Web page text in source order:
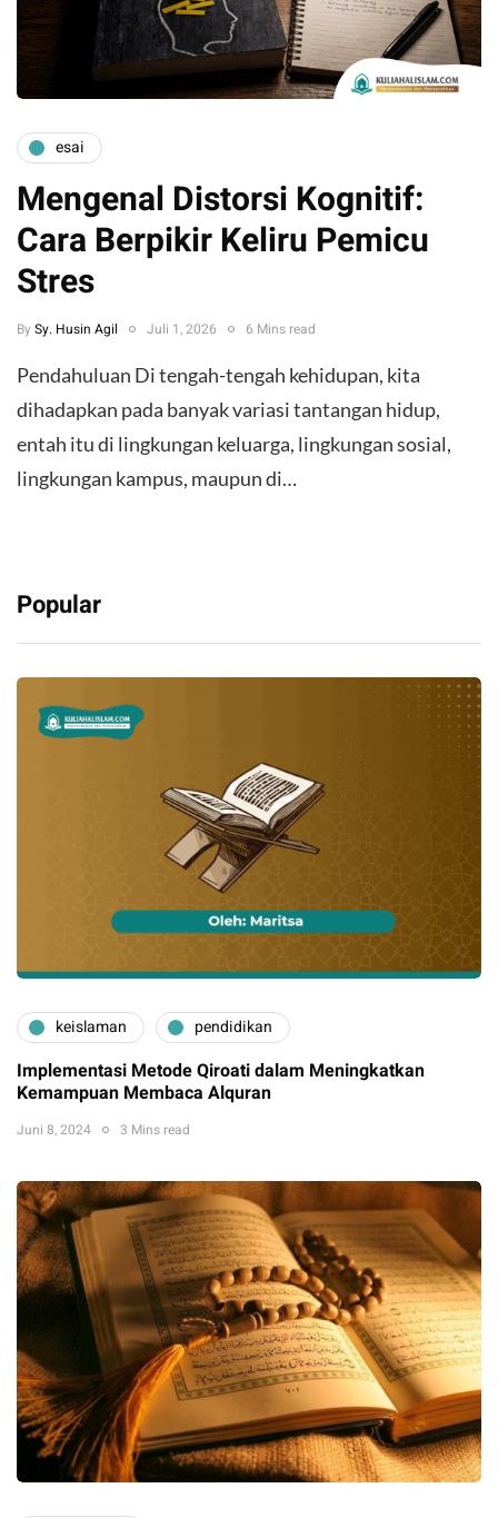
esai
Mengenal Distorsi Kognitif:
Cara Berpikir Keliru Pemicu
Stres
By Sy. Husin Agil Juli 1, 2026 6 Mins read
Pendahuluan ​Di tengah-tengah kehidupan, kita
dihadapkan pada banyak variasi tantangan hidup,
entah itu di lingkungan keluarga, lingkungan sosial,
lingkungan kampus, maupun di…
Popular
keislaman pendidikan
Implementasi Metode Qiroati dalam Meningkatkan
Kemampuan Membaca Alquran
Juni 8, 2024 3 Mins read